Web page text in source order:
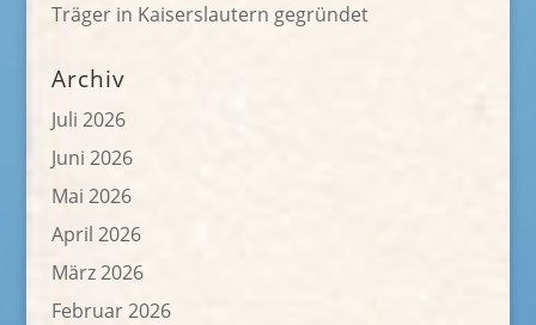
Träger in Kaiserslautern gegründet
Archiv
Juli 2026
Juni 2026
Mai 2026
April 2026
März 2026
Februar 2026